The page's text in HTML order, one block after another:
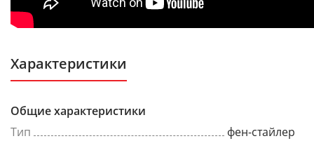
Характеристики
Общие характеристики
Тип
фен-стайлер